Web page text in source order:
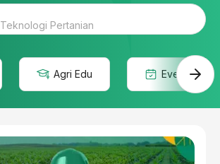
Teknologi Pertanian
Agri Edu Event